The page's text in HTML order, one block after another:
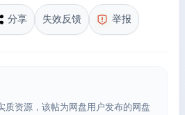
分享 失效反馈 举报
质资源，该帖为网盘用户发布的网盘